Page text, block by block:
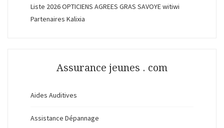
Liste 2026 OPTICIENS AGREES GRAS SAVOYE witiwi
Partenaires Kalixia
Assurance jeunes . com
Aides Auditives
Assistance Dépannage